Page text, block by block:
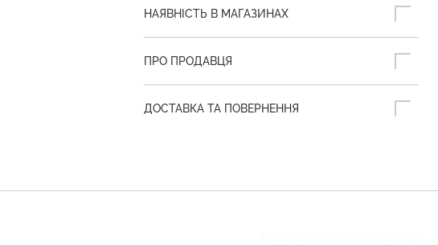
НАЯВНІСТЬ В МАГАЗИНАХ
ПРО ПРОДАВЦЯ
ДОСТАВКА ТА ПОВЕРНЕННЯ